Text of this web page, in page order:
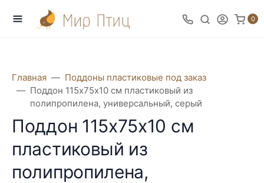
0
Главная
Поддоны пластиковые под заказ
Поддон 115х75х10 см пластиковый из
полипропилена, универсальный, серый
Поддон 115х75х10 см
пластиковый из
полипропилена,